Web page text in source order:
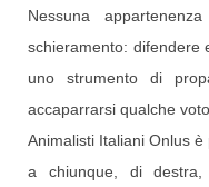
Nessuna
schieramento: difendere
uno strumento di
accaparrarsi qualche
Animalisti Italiani Onlus
a chiunque, di